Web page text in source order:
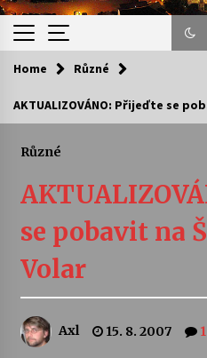
Kam za kulturou?
Vernisáž
kapkou
Veselí muzikanti
Home Různé
AKTUALIZOVÁNO: Přijeďte se
Různé
se pobavit na
Volar
Axl 15. 8. 2007 1